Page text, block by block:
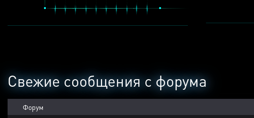
Свежие сообщения с форума
Форум